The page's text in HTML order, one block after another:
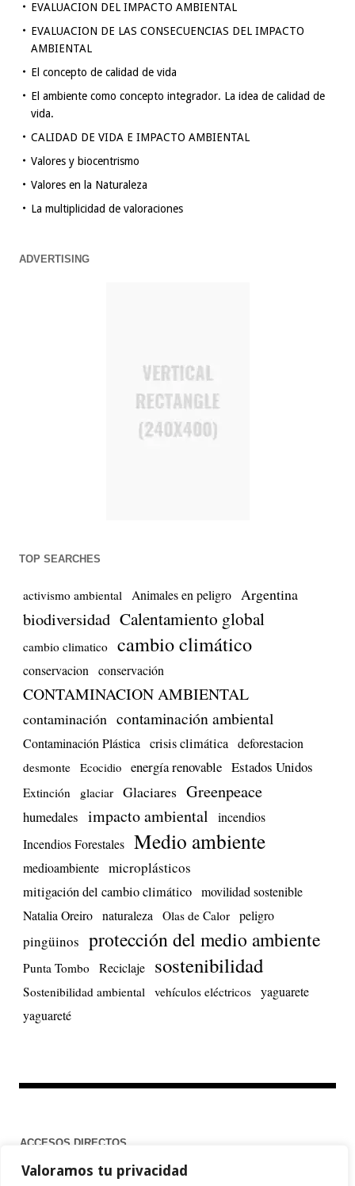
Valoramos tu privacidad
EVALUACION DEL IMPACTO AMBIENTAL
EVALUACION DE LAS CONSECUENCIAS DEL IMPACTO
AMBIENTAL
El concepto de calidad de vida
El ambiente como concepto integrador. La idea de calidad de
vida.
CALIDAD DE VIDA E IMPACTO AMBIENTAL
Valores y biocentrismo
Valores en la Naturaleza
La multiplicidad de valoraciones
ADVERTISING
TOP SEARCHES
activismo ambiental Animales en peligro Argentina
biodiversidad Calentamiento global
cambio climatico cambio climático
conservacion conservación
CONTAMINACION AMBIENTAL
contaminación contaminación ambiental
Contaminación Plástica crisis climática deforestacion
desmonte Ecocidio energía renovable Estados Unidos
Extinción glaciar Glaciares Greenpeace
humedales impacto ambiental
incendios
Incendios Forestales Medio ambiente
medioambiente microplásticos
mitigación del cambio climático movilidad sostenible
Natalia Oreiro naturaleza Olas de Calor peligro
pingüinos protección del medio ambiente
Punta Tombo Reciclaje sostenibilidad
Sostenibilidad ambiental vehículos eléctricos
yaguarete
yaguareté
ACCESOS DIRECTOS
Home